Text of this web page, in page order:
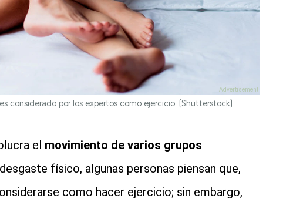
considerado por los expertos como ejercicio. (Shutterstock)
el movimiento de varios grupos
físico, algunas personas piensan que,
como hacer ejercicio; sin embargo,